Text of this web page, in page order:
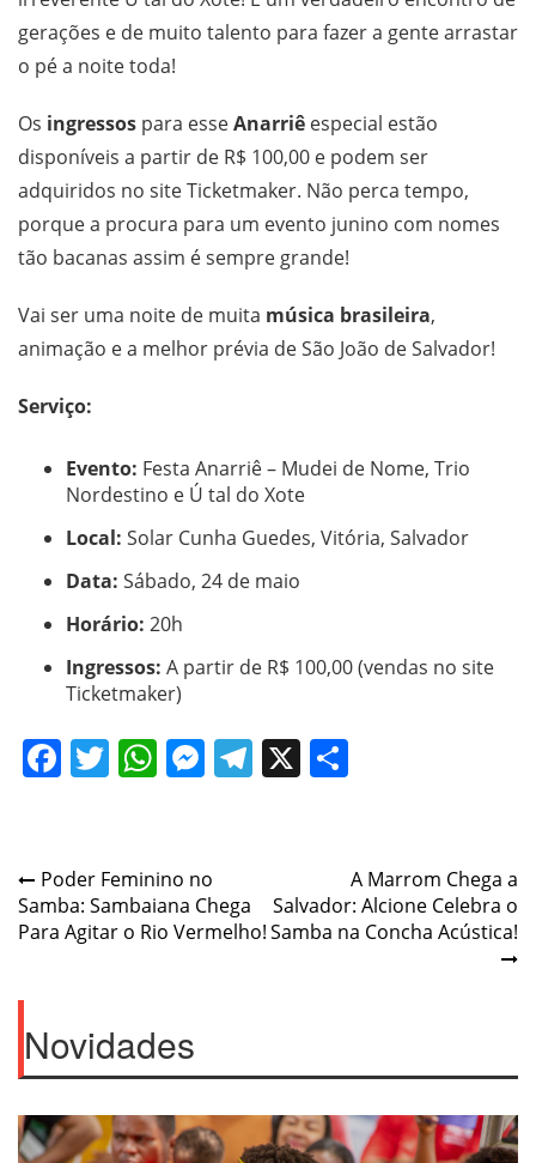
gerações e de muito talento para fazer a gente arrastar
o pé a noite toda!
Os ingressos para esseAnarriê especial estão
disponíveis a partir de R$ 100,00 e podem ser
adquiridos no site Ticketmaker. Não perca tempo,
porque a procura para um evento junino com nomes
tão bacanas assim é sempre grande!
Vai ser uma noite de muita música brasileira,
animação e a melhor prévia de São João de Salvador!
Serviço:
Evento: Festa Anarriê – Mudei de Nome, Trio
Nordestino e Ú tal do Xote
Local: Solar Cunha Guedes, Vitória, Salvador
Data: Sábado, 24 de maio
Horário: 20h
Ingressos: A partir de R$ 100,00 (vendas no site
Ticketmaker)
Facebook
Twitter
WhatsApp
Messenger
Telegram
X
Post
navigation
Poder Feminino no
Samba: Sambaiana Chega
Para Agitar o Rio Vermelho!
A Marrom Chega a
Salvador: Alcione Celebra o
Samba na Concha Acústica!
Novidades